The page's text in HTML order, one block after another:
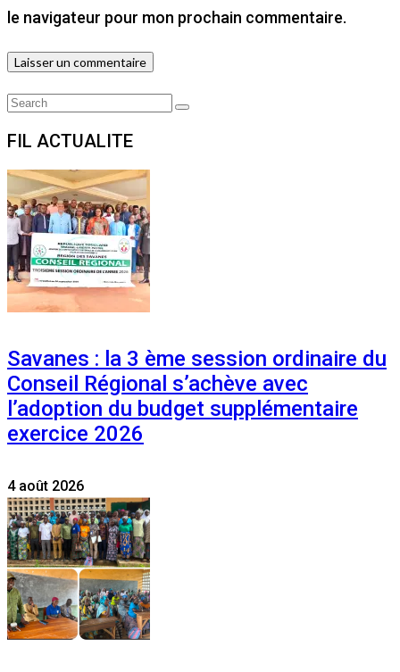
le navigateur pour mon prochain commentaire.
Search
Search
FIL ACTUALITE
Savanes : la 3 ème session ordinaire du
Conseil Régional s’achève avec
l’adoption du budget supplémentaire
exercice 2026
4 août 2026